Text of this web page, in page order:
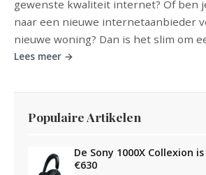
gewenste kwaliteit internet? Of ben
naar een nieuwe internetaanbieder
nieuwe woning? Dan is het slim om
Lees meer →
Populaire Artikelen
De Sony 1000X Collexion
€630